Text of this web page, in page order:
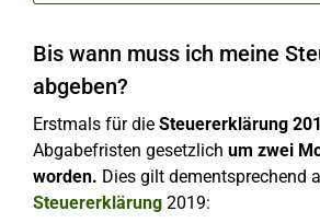
Bis wann muss ich meine
abgeben?
Erstmals für die Steuererklärung
Abgabefristen gesetzlich um zwei
worden. Dies gilt dementsprechend
Steuererklärung 2019: